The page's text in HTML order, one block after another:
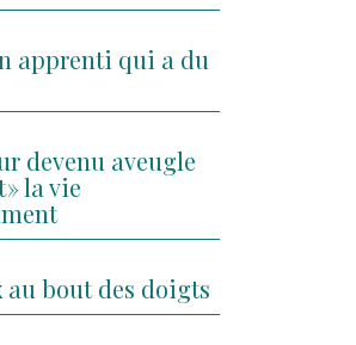
apprenti qui a du
devenu aveugle
» la vie
au bout des doigts